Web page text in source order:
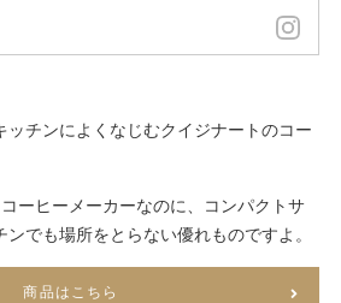
ッチンによくなじむクイジナートのコー
ーヒーメーカーなのに、コンパクトサ
でも場所をとらない優れものですよ。
商品はこちら